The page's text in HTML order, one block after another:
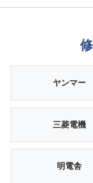
ヤンマー
三菱電機
明電舎